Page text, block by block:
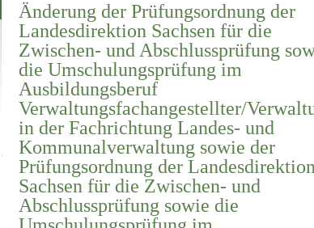
Änderung der Prüfungsordnung der
Landesdirektion Sachsen für die
Zwischen- und Abschlussprüfung
die Umschulungsprüfung im
Ausbildungsberuf
Verwaltungsfachangestellter/
in der Fachrichtung Landes- und
Kommunalverwaltung sowie der
Prüfungsordnung der
Sachsen für die Zwischen- und
Abschlussprüfung sowie die